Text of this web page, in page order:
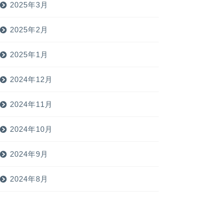
2025年3月
2025年2月
2025年1月
2024年12月
2024年11月
2024年10月
2024年9月
2024年8月